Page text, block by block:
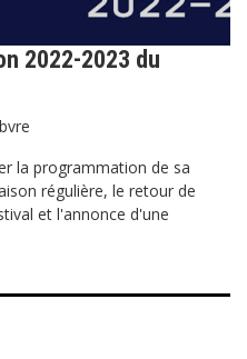
2022-2023 du
la programmation de sa
régulière, le retour de
et l'annonce d'une